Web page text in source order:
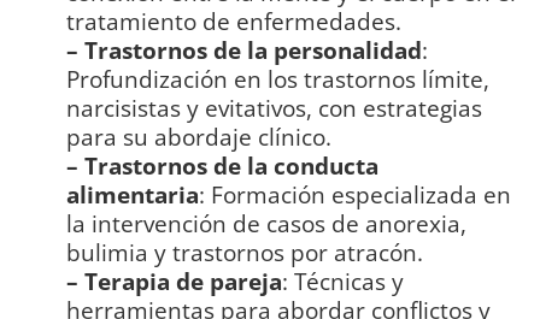
tratamiento de enfermedades.
– Trastornos de la personalidad:
Profundización en los trastornos límite,
narcisistas y evitativos, con estrategias
para su abordaje clínico.
– Trastornos de la conducta
alimentaria: Formación especializada en
la intervención de casos de anorexia,
bulimia y trastornos por atracón.
– Terapia de pareja: Técnicas y
herramientas para abordar conflictos y